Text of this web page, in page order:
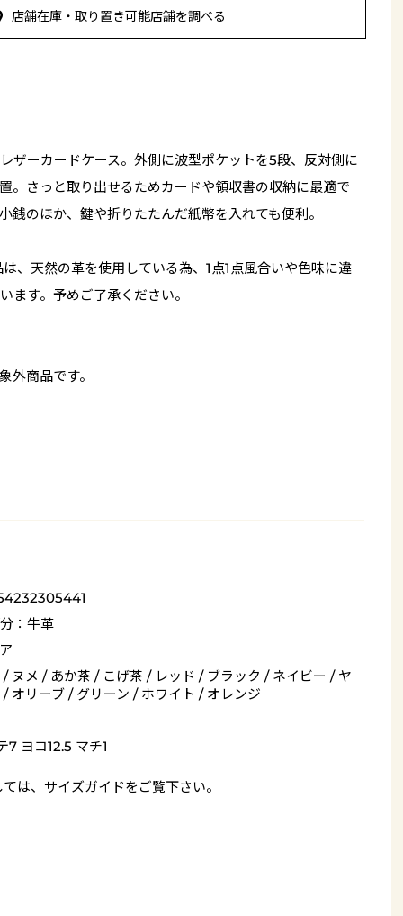
店舗在庫・取り置き可能店舗を調べる
ザーカードケース。外側に波型ポケットを5段、反対側に
。さっと取り出せるためカードや領収書の収納に最適で
銭のほか、鍵や折りたたんだ紙幣を入れても便利。
、天然の革を使用している為、1点1点風合いや色味に違
ます。予めご了承ください。
外商品です。
：牛革
/ ヌメ / あか茶 / こげ茶 / レッド / ブラック / ネイビー / ヤ
オリーブ / グリーン / ホワイト / オレンジ
7 ヨコ12.5 マチ1
は、 サイズガイドをご覧下さい。